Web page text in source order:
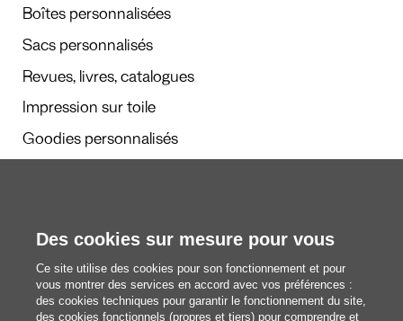
Boîtes personnalisées
Sacs personnalisés
Revues, livres, catalogues
Impression sur toile
Goodies personnalisés
Nous découvrir
Des cookies sur mesure pour vous
Ce site utilise des cookies pour son fonctionnement et pour
vous montrer des services en accord avec vos préférences :
des cookies techniques pour garantir le fonctionnement du site,
des cookies fonctionnels (propres et tiers) pour comprendre et